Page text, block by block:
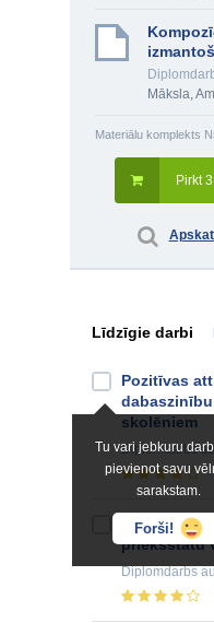
Māksla,
Materiālu komplekts
Pirkt
Līdzīgie darbi
Tu vari jebkuru
pievienot savu
sarakstam.
Forši!
Pozitīvas
skolēniem
Diplomdarbs
priekšstatu
Diplomdarbs